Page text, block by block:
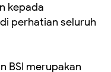
kepada
perhatian seluruh
BSI merupakan